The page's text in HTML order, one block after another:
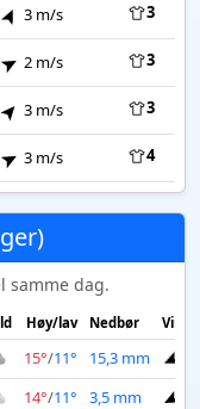
3 m/s 3
2 m/s 3
3 m/s 3
3 m/s 4
samme dag.
Høy/lav Nedbør Vind
15°/11° 15,3 mm
14°/11° 3,5 mm